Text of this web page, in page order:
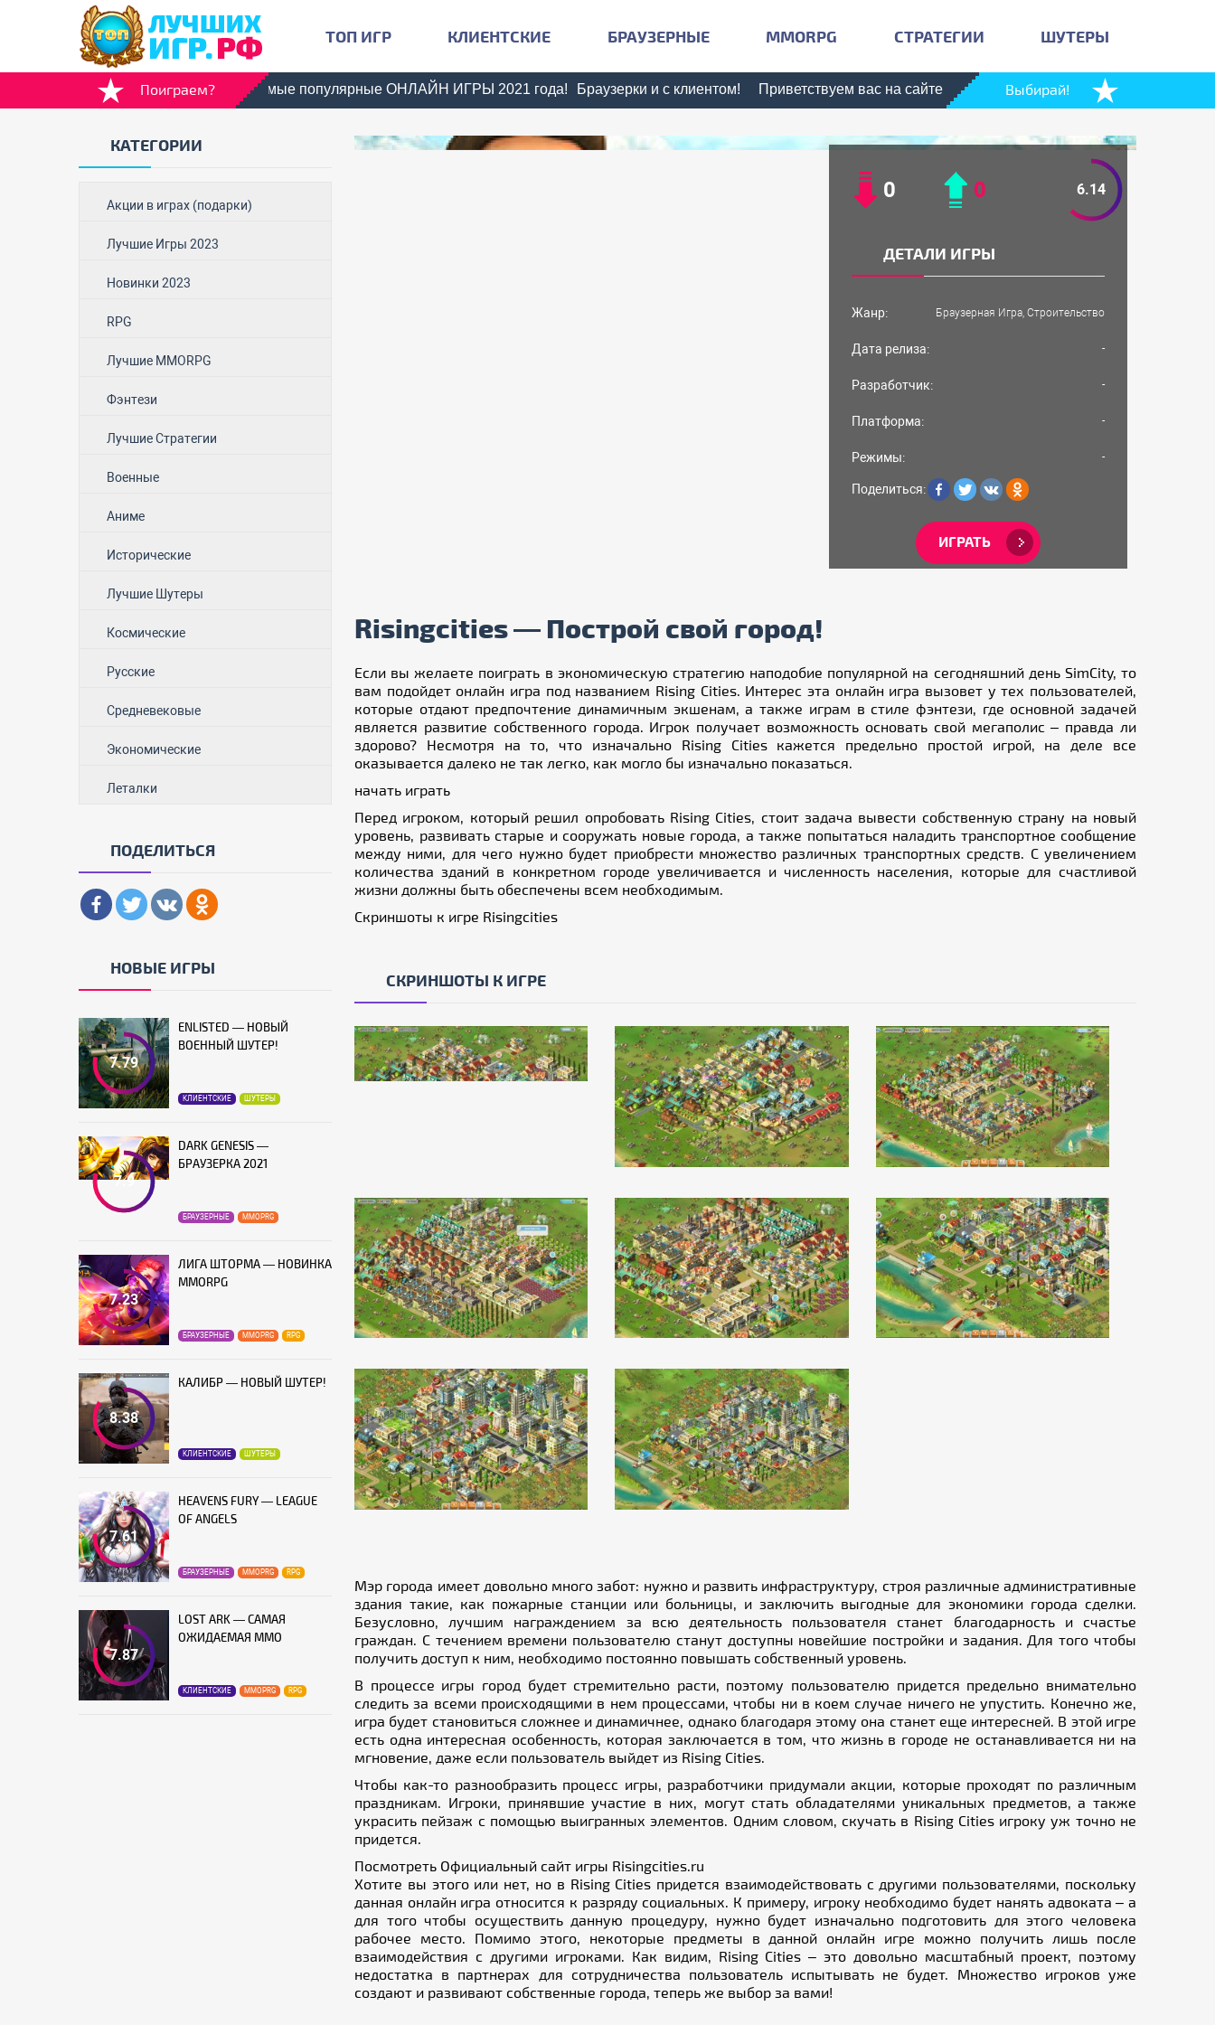
ТОП ИГР КЛИЕНТСКИЕ БРАУЗЕРНЫЕ MMORPG СТРАТЕГИИ ШУТЕРЫ
Поиграем?
У нас вы найдете самые популярные ОНЛАЙН ИГРЫ 2021 года! Браузерки и с клиентом! Приветствуем вас на сайте ТОП ЛУЧШИХ ИГР! У нас вы найдете самые
Выбирай!
КАТЕГОРИИ
Акции в играх (подарки)
Лучшие Игры 2023
Новинки 2023
RPG
Лучшие MMORPG
Фэнтези
Лучшие Стратегии
Военные
Аниме
Исторические
Лучшие Шутеры
Космические
Русские
Средневековые
Экономические
Леталки
ПОДЕЛИТЬСЯ
НОВЫЕ ИГРЫ
7.79
ENLISTED — НОВЫЙ
ВОЕННЫЙ ШУТЕР!
КЛИЕНТСКИЕ ШУТЕРЫ
7.9
DARK GENESIS —
БРАУЗЕРКА 2021
БРАУЗЕРНЫЕ MMOPRG
7.23
ЛИГА ШТОРМА — НОВИНКА
MMORPG
БРАУЗЕРНЫЕ MMOPRG RPG
8.38
КАЛИБР — НОВЫЙ ШУТЕР!
КЛИЕНТСКИЕ ШУТЕРЫ
7.61
HEAVENS FURY — LEAGUE
OF ANGELS
БРАУЗЕРНЫЕ MMOPRG RPG
7.87
LOST ARK — САМАЯ
ОЖИДАЕМАЯ MMO
КЛИЕНТСКИЕ MMOPRG RPG
6.14
0 0
ДЕТАЛИ ИГРЫ
Жанр: Браузерная Игра, Строительство
Дата релиза: -
Разработчик: -
Платформа: -
Режимы: -
Поделиться:
ИГРАТЬ
Risingcities — Построй свой город!
Если вы желаете поиграть в экономическую стратегию наподобие популярной на сегодняшний день SimCity, то
вам подойдет онлайн игра под названием Rising Cities. Интерес эта онлайн игра вызовет у тех пользователей,
которые отдают предпочтение динамичным экшенам, а также играм в стиле фэнтези, где основной задачей
является развитие собственного города. Игрок получает возможность основать свой мегаполис – правда ли
здорово? Несмотря на то, что изначально Rising Cities кажется предельно простой игрой, на деле все
оказывается далеко не так легко, как могло бы изначально показаться.
начать играть
Перед игроком, который решил опробовать Rising Cities, стоит задача вывести собственную страну на новый
уровень, развивать старые и сооружать новые города, а также попытаться наладить транспортное сообщение
между ними, для чего нужно будет приобрести множество различных транспортных средств. С увеличением
количества зданий в конкретном городе увеличивается и численность населения, которые для счастливой
жизни должны быть обеспечены всем необходимым.
Скриншоты к игре Risingcities
СКРИНШОТЫ К ИГРЕ
Мэр города имеет довольно много забот: нужно и развить инфраструктуру, строя различные административные
здания такие, как пожарные станции или больницы, и заключить выгодные для экономики города сделки.
Безусловно, лучшим награждением за всю деятельность пользователя станет благодарность и счастье
граждан. С течением времени пользователю станут доступны новейшие постройки и задания. Для того чтобы
получить доступ к ним, необходимо постоянно повышать собственный уровень.
В процессе игры город будет стремительно расти, поэтому пользователю придется предельно внимательно
следить за всеми происходящими в нем процессами, чтобы ни в коем случае ничего не упустить. Конечно же,
игра будет становиться сложнее и динамичнее, однако благодаря этому она станет еще интересней. В этой игре
есть одна интересная особенность, которая заключается в том, что жизнь в городе не останавливается ни на
мгновение, даже если пользователь выйдет из Rising Cities.
Чтобы как-то разнообразить процесс игры, разработчики придумали акции, которые проходят по различным
праздникам. Игроки, принявшие участие в них, могут стать обладателями уникальных предметов, а также
украсить пейзаж с помощью выигранных элементов. Одним словом, скучать в Rising Cities игроку уж точно не
придется.
Посмотреть Официальный сайт игры Risingcities.ru
Хотите вы этого или нет, но в Rising Cities придется взаимодействовать с другими пользователями, поскольку
данная онлайн игра относится к разряду социальных. К примеру, игроку необходимо будет нанять адвоката – а
для того чтобы осуществить данную процедуру, нужно будет изначально подготовить для этого человека
рабочее место. Помимо этого, некоторые предметы в данной онлайн игре можно получить лишь после
взаимодействия с другими игроками. Как видим, Rising Cities – это довольно масштабный проект, поэтому
недостатка в партнерах для сотрудничества пользователь испытывать не будет. Множество игроков уже
создают и развивают собственные города, теперь же выбор за вами!